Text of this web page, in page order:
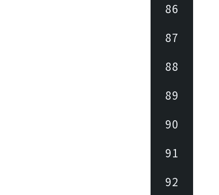
86
87
88
89
90
91
92